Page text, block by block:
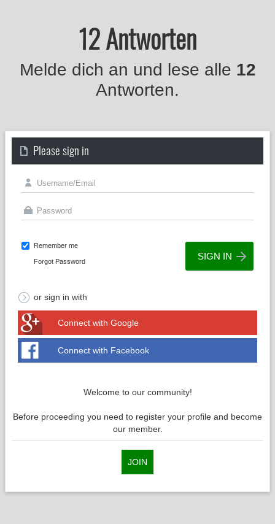
12 Antworten
Melde dich an und lese alle 12
Antworten.
Please sign in
Remember me
Forgot Password
or sign in with
Connect with Google
Connect with Facebook
Welcome to our community!
Before proceeding you need to register your profile and become
our member.
JOIN